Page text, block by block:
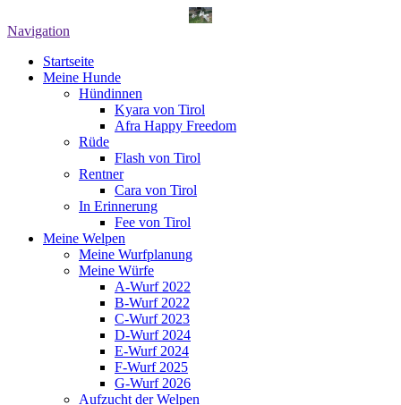
Navigation
Startseite
Meine Hunde
Hündinnen
Kyara von Tirol
Afra Happy Freedom
Rüde
Flash von Tirol
Rentner
Cara von Tirol
In Erinnerung
Fee von Tirol
Meine Welpen
Meine Wurfplanung
Meine Würfe
A-Wurf 2022
B-Wurf 2022
C-Wurf 2023
D-Wurf 2024
E-Wurf 2024
F-Wurf 2025
G-Wurf 2026
Aufzucht der Welpen